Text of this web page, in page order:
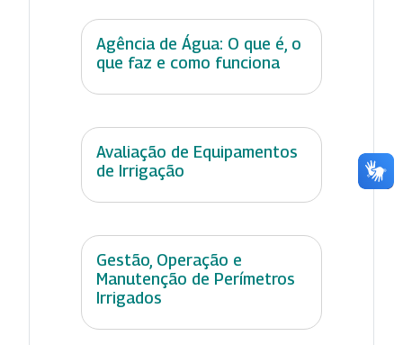
Agência de Água: O que é, o
que faz e como funciona
Avaliação de Equipamentos
de Irrigação
Gestão, Operação e
Manutenção de Perímetros
Irrigados